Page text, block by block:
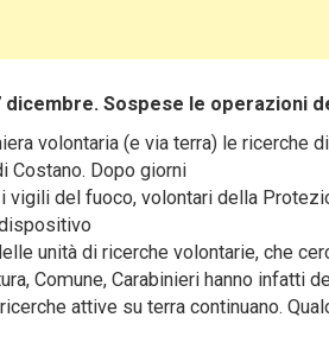
dicembre. Sospese le operazioni
volontaria (e via terra) le ricerche
Costano. Dopo giorni
del fuoco, volontari della
unità di ricerche volontarie, che
Comune, Carabinieri hanno infatti
attive su terra continuano.